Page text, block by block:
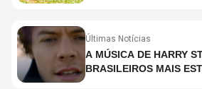
Últimas Notícias
A MÚSICA DE HARRY
BRASILEIROS MAIS